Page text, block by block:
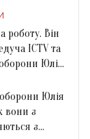
роботу. Він
ICTV та
Юлія
Юлія
вони з
з